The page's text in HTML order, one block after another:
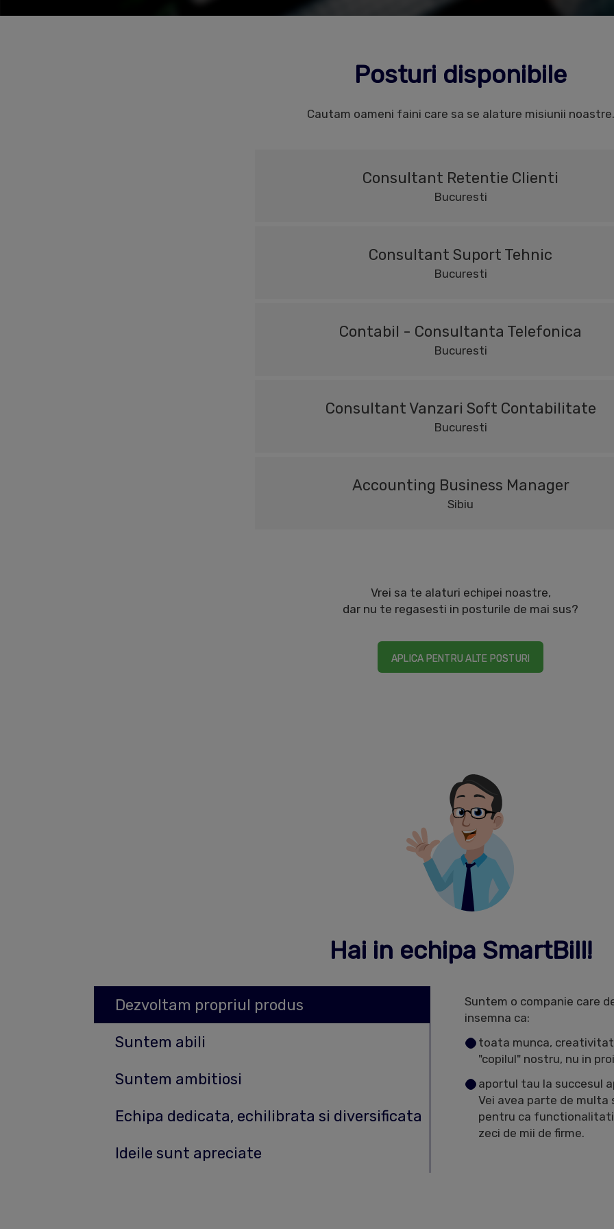
Posturi disponibile
Cautam oameni faini care sa se alature misiunii noastre.
Consultant Retentie Clienti
Bucuresti
Consultant Suport Tehnic
Bucuresti
Contabil - Consultanta Telefonica
Bucuresti
Consultant Vanzari Soft Contabilitate
Bucuresti
Accounting Business Manager
Sibiu
Vrei sa te alaturi echipei noastre,
dar nu te regasesti in posturile de mai sus?
APLICA PENTRU ALTE POSTURI
Hai in echipa SmartBill!
Dezvoltam propriul produs
Suntem abili
Suntem ambitiosi
Echipa dedicata, echilibrata si diversificata
Ideile sunt apreciate
Suntem o companie care
insemna ca:
toata munca,
"copilul" nostru, nu in
aportul tau la succesul
Vei avea parte de
pentru ca
zeci de mii de firme.